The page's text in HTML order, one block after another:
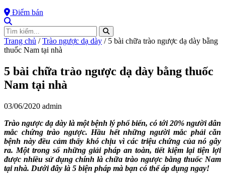
Điểm bán
Trang chủ /Trào ngược dạ dày / 5 bài chữa trào ngược dạ dày bằng
thuốc Nam tại nhà
5 bài chữa trào ngược dạ dày bằng thuốc
Nam tại nhà
03/06/2020 admin
Trào ngược dạ dày là một bệnh lý phổ biến, có tới 20% người dân
mắc chứng trào ngược. Hầu hết những người mắc phải căn
bệnh này đều cảm thấy khó chịu vì các triệu chứng của nó gây
ra. Một trong số những giải pháp an toàn, tiết kiệm lại tiện lợi
được nhiều sử dụng chính là chữa trào ngược bằng thuốc Nam
tại nhà. Dưới đây là 5 biện pháp mà bạn có thể áp dụng ngay!